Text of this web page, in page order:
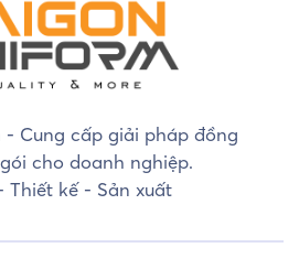
- Cung cấp giải pháp đồng
cho doanh nghiệp.
Thiết kế - Sản xuất